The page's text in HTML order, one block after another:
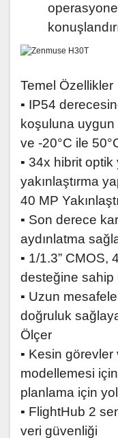
Temel Özellikler
▪ IP54
koşuluna uygun
ve -20°C ile
▪ 34x hibrit optik
yakınlaştırma
40 MP
▪ Son derece
aydınlatma
▪ 1/1.3” CMOS,
desteğine sahip
▪ Uzun
doğruluk
Ölçer
▪ Kesin
modellemesi
planlama için
▪ FlightHub 2
veri güvenliği